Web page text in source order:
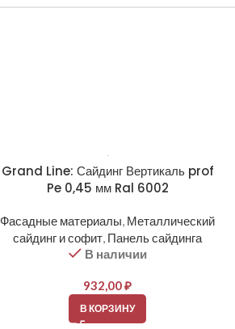
Grand Line: Сайдинг Вертикаль prof
Pe 0,45 мм Ral 6002
Фасадные материалы, Металлический
сайдинг и софит, Панель сайдинга
В наличии
932,00₽
В КОРЗИНУ